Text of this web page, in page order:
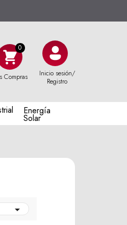
Compras
Inicio sesión/
Registro
Energía
Solar
